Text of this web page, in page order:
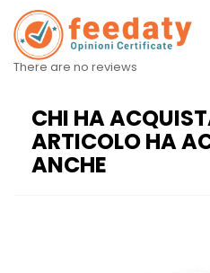
There are no reviews
CHI HA
ARTICOLO HA
ANCHE